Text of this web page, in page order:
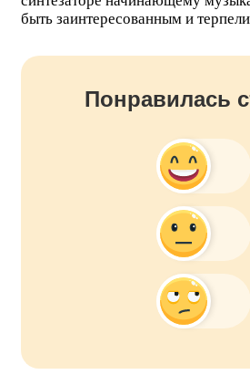
быть заинтересованным и
Понравилась